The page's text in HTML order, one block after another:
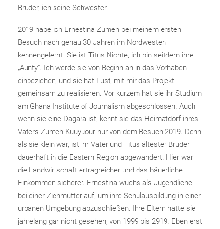
Bruder, ich seine Schwester.
2019 habe ich Ernestina Zumeh bei meinem ersten
Besuch nach genau 30 Jahren im Nordwesten
kennengelernt. Sie ist Titus Nichte, ich bin seitdem ihre
„Aunty“. Ich werde sie von Beginn an in das Vorhaben
einbeziehen, und sie hat Lust, mit mir das Projekt
gemeinsam zu realisieren. Vor kurzem hat sie ihr Studium
am Ghana Institute of Journalism abgeschlossen. Auch
wenn sie eine Dagara ist, kennt sie das Heimatdorf ihres
Vaters Zumeh Kuuyuour nur von dem Besuch 2019. Denn
als sie klein war, ist ihr Vater und Titus ältester Bruder
dauerhaft in die Eastern Region abgewandert. Hier war
die Landwirtschaft ertragreicher und das bäuerliche
Einkommen sicherer. Ernestina wuchs als Jugendliche
bei einer Ziehmutter auf, um ihre Schulausbildung in einer
urbanen Umgebung abzuschließen. Ihre Eltern hatte sie
jahrelang gar nicht gesehen, von 1999 bis 2919. Eben erst